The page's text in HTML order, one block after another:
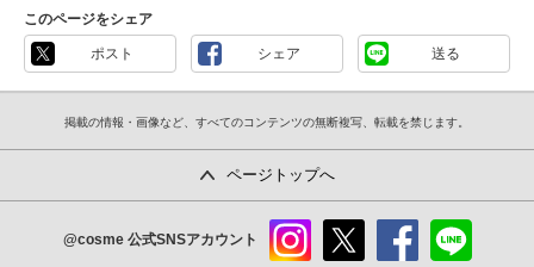
このページをシェア
ポスト シェア 送る
掲載の情報・画像など、すべてのコンテンツの無断複写、転載を禁じます。
ページトップへ
@cosme 公式SNSアカウント